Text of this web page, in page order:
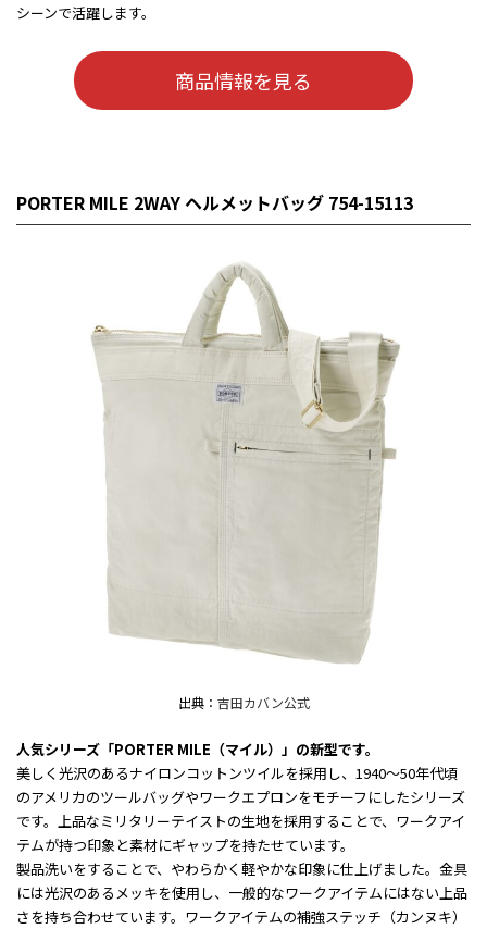
シーンで活躍します。
商品情報を見る
PORTER MILE 2WAY ヘルメットバッグ 754-15113
出典： 吉田カバン公式
人気シリーズ「PORTER MILE（マイル）」の新型です。
美しく光沢のあるナイロンコットンツイルを採用し、1940～50年代頃
のアメリカのツールバッグやワークエプロンをモチーフにしたシリーズ
です。上品なミリタリーテイストの生地を採用することで、ワークアイ
テムが持つ印象と素材にギャップを持たせています。
製品洗いをすることで、やわらかく軽やかな印象に仕上げました。金具
には光沢のあるメッキを使用し、一般的なワークアイテムにはない上品
さを持ち合わせています。ワークアイテムの補強ステッチ（カンヌキ）